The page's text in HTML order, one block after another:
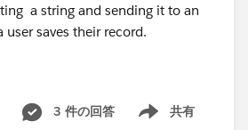
a string and sending it to an
saves their record.
3 件の回答 共有
Show menu